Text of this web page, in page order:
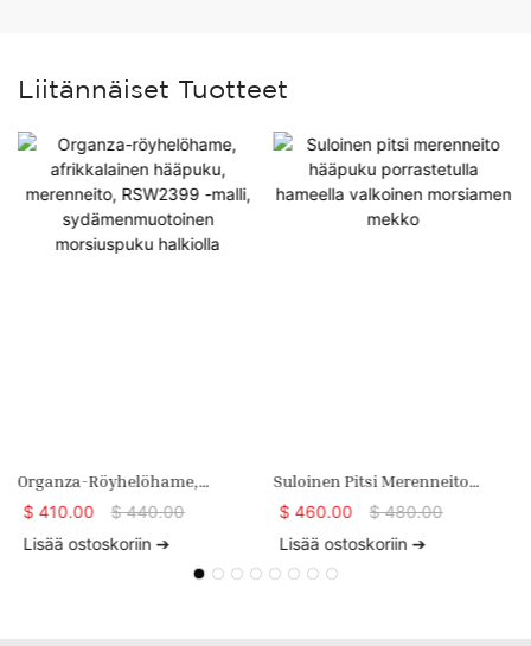
Liitännäiset Tuotteet
Organza-Röyhelöhame,
Afrikkalainen Hääpuku,
Sydämenmuotoinen
$ 410.00 $440.00
Lisää ostoskoriin ➔
Suloinen Pitsi Merenneito
Hääpuku Porrastetulla
Morsiamen Mekko
$ 460.00 $480.00
Lisää ostoskoriin ➔